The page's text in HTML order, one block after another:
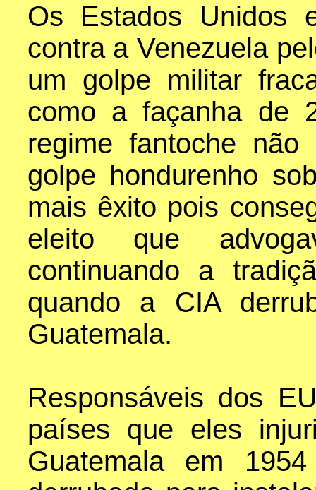
Os Estados Unidos
contra a Venezuela
um golpe militar
como a façanha de
regime fantoche
golpe hondurenho
mais êxito pois
eleito que
continuando a
quando a CIA
Guatemala.
Responsáveis dos
países que eles
Guatemala em